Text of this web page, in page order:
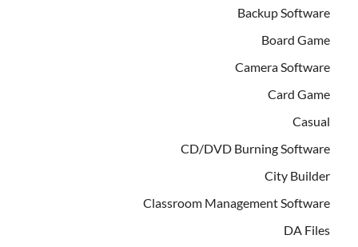
Backup Software
Board Game
Camera Software
Card Game
Casual
CD/DVD Burning Software
City Builder
Classroom Management Software
DA Files